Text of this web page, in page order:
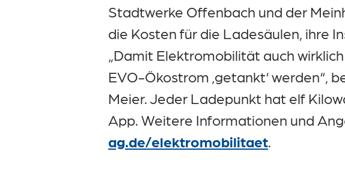
Stadtwerke Offenbach und der
die Kosten für die Ladesäulen, ihre
„Damit Elektromobilität auch
EVO-Ökostrom ‚getankt‘ werden“,
Meier. Jeder Ladepunkt hat elf
App. Weitere Informationen und
ag.de/elektromobilitaet.